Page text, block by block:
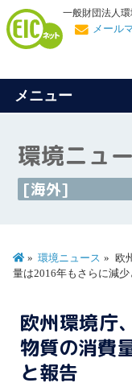
一般財団法人
メール
メニュー
環境ニュ
[海外]
環境ニュース
欧
量は2016年もさらに減少
欧州環境庁
物質の消費
と報告